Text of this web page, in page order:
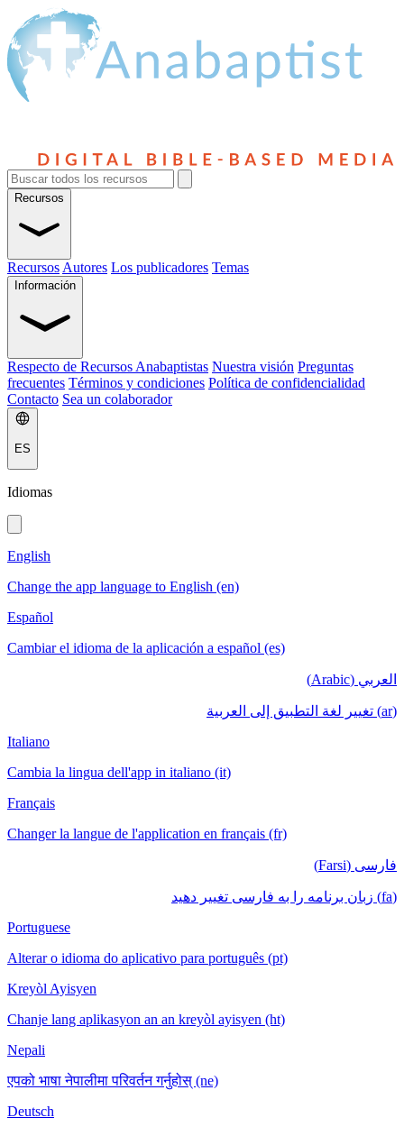
Recursos
Recursos Autores Los publicadores Temas
Información
Respecto de Recursos Anabaptistas Nuestra visión Preguntas
frecuentes Términos y condiciones Política de confidencialidad
Contacto Sea un colaborador
ES
Idiomas
English
Change the app language to English (en)
Español
Cambiar el idioma de la aplicación a español (es)
العربي (Arabic)
(ar) تغيير لغة التطبيق إلى العربية
Italiano
Cambia la lingua dell'app in italiano (it)
Français
Changer la langue de l'application en français (fr)
فارسی (Farsi)
(fa) زبان برنامه را به فارسی تغییر دهید
Portuguese
Alterar o idioma do aplicativo para português (pt)
Kreyòl Ayisyen
Chanje lang aplikasyon an an kreyòl ayisyen (ht)
Nepali
एपको भाषा नेपालीमा परिवर्तन गर्नुहोस् (ne)
Deutsch